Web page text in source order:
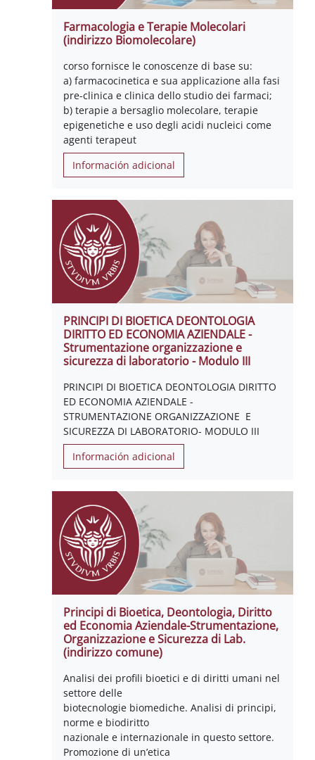
Farmacologia e Terapie Molecolari
(indirizzo Biomolecolare)
corso fornisce le conoscenze di base su:
a) farmacocinetica e sua applicazione alla fasi
pre-clinica e clinica dello studio dei farmaci;
b) terapie a bersaglio molecolare, terapie
epigenetiche e uso degli acidi nucleici come
agenti terapeut
Información adicional
PRINCIPI DI BIOETICA DEONTOLOGIA
DIRITTO ED ECONOMIA AZIENDALE -
Strumentazione organizzazione e
sicurezza di laboratorio - Modulo III
PRINCIPI DI BIOETICA DEONTOLOGIA DIRITTO
ED ECONOMIA AZIENDALE -
STRUMENTAZIONE ORGANIZZAZIONE E
SICUREZZA DI LABORATORIO- MODULO III
Información adicional
Principi di Bioetica, Deontologia, Diritto
ed Economia Aziendale-Strumentazione,
Organizzazione e Sicurezza di Lab.
(indirizzo comune)
Analisi dei profili bioetici e di diritti umani nel
settore delle
biotecnologie biomediche. Analisi di principi,
norme e biodiritto
nazionale e internazionale in questo settore.
Promozione di un’etica